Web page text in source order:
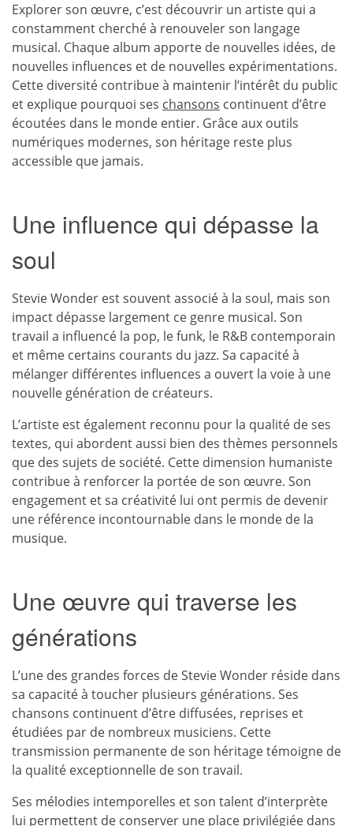
Explorer son œuvre, c’est découvrir un artiste qui a
constamment cherché à renouveler son langage
musical. Chaque album apporte de nouvelles idées, de
nouvelles influences et de nouvelles expérimentations.
Cette diversité contribue à maintenir l’intérêt du public
et explique pourquoi ses chansons continuent d’être
écoutées dans le monde entier. Grâce aux outils
numériques modernes, son héritage reste plus
accessible que jamais.
Une influence qui dépasse la
soul
Stevie Wonder est souvent associé à la soul, mais son
impact dépasse largement ce genre musical. Son
travail a influencé la pop, le funk, le R&B contemporain
et même certains courants du jazz. Sa capacité à
mélanger différentes influences a ouvert la voie à une
nouvelle génération de créateurs.
L’artiste est également reconnu pour la qualité de ses
textes, qui abordent aussi bien des thèmes personnels
que des sujets de société. Cette dimension humaniste
contribue à renforcer la portée de son œuvre. Son
engagement et sa créativité lui ont permis de devenir
une référence incontournable dans le monde de la
musique.
Une œuvre qui traverse les
générations
L’une des grandes forces de Stevie Wonder réside dans
sa capacité à toucher plusieurs générations. Ses
chansons continuent d’être diffusées, reprises et
étudiées par de nombreux musiciens. Cette
transmission permanente de son héritage témoigne de
la qualité exceptionnelle de son travail.
Ses mélodies intemporelles et son talent d’interprète
lui permettent de conserver une place privilégiée dans